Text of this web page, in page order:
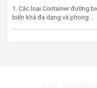
1. Các loại Container đường
biển khá đa dạng và phong ..